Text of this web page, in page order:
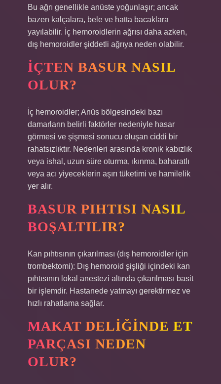
Bu ağrı genellikle anüste yoğunlaşır; ancak
bazen kalçalara, bele ve hatta bacaklara
yayılabilir. İç hemoroidlerin ağrısı daha azken,
dış hemoroidler şiddetli ağrıya neden olabilir.
İÇTEN BASUR NASIL
OLUR?
İç hemoroidler; Anüs bölgesindeki bazı
damarların belirli faktörler nedeniyle hasar
görmesi ve şişmesi sonucu oluşan ciddi bir
rahatsızlıktır. Nedenleri arasında kronik kabızlık
veya ishal, uzun süre oturma, ıkınma, baharatlı
veya acı yiyeceklerin aşırı tüketimi ve hamilelik
yer alır.
BASUR PIHTISI NASIL
BOŞALTILIR?
Kan pıhtısının çıkarılması (dış hemoroidler için
trombektomi): Dış hemoroid şişliği içindeki kan
pıhtısının lokal anestezi altında çıkarılması basit
bir işlemdir. Hastanede yatmayı gerektirmez ve
hızlı rahatlama sağlar.
MAKAT DELIĞINDE ET
PARÇASI NEDEN
OLUR?